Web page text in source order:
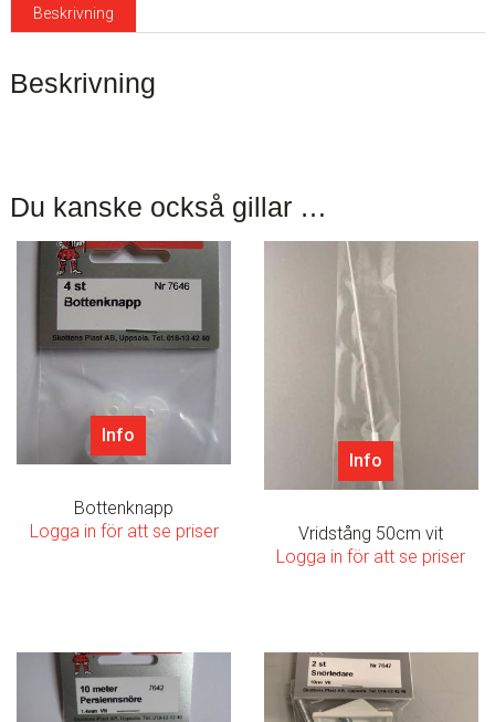
Beskrivning
Beskrivning
Du kanske också gillar …
Info
Bottenknapp
Logga in för att se priser
Info
Vridstång 50cm vit
Logga in för att se priser